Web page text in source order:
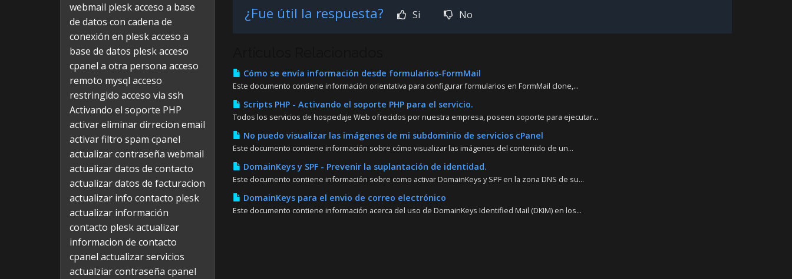
¿Fue útil la respuesta? Si No
Cómo se envía información desde formularios-FormMail
Este documento contiene información orientativa para configurar formularios en FormMail clone,...
Scripts PHP - Activando el soporte PHP para el servicio.
Todos los servicios de hospedaje Web ofrecidos por nuestra empresa, poseen soporte para ejecutar...
No puedo visualizar las imágenes de mi subdominio de servicios cPanel
Este documento contiene información sobre cómo visualizar las imágenes del contenido de un...
DomainKeys y SPF - Prevenir la suplantación de identidad.
Este documento contiene información sobre como activar DomainKeys y SPF en la zona DNS de su...
DomainKeys para el envio de correo electrónico
Este documento contiene información acerca del uso de DomainKeys Identified Mail (DKIM) en los...
webmail pleskacceso a base
de datos con cadena de
conexión en pleskacceso a
base de datos pleskacceso
cpanel a otra persona acceso
remoto mysql acceso
restringido acceso via ssh
Activando el soporte PHP
activar eliminar dirrecion email
activar filtro spam cpanel
actualizar contraseña webmail
actualizar datos de contacto
actualizar datos de facturacion
actualizar info contacto plesk
actualizar información
contacto pleskactualizar
informacion de contacto
cpanel actualizar servicios
actualziar contraseña cpanel